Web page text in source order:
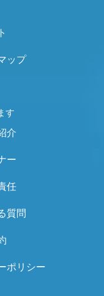
ップ
す
介
ー
任
質問
ポリシー